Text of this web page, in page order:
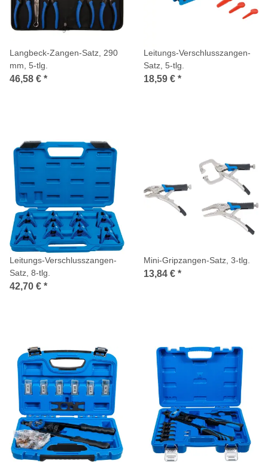
Langbeck-Zangen-Satz, 290
mm, 5-tlg.
46,58 € *
Leitungs-Verschlusszangen-
Satz, 5-tlg.
18,59 € *
Leitungs-Verschlusszangen-
Satz, 8-tlg.
42,70 € *
Mini-Gripzangen-Satz, 3-tlg.
13,84 € *